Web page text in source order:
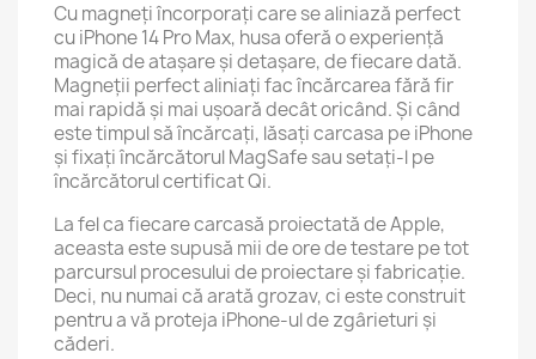
Cu magneți încorporați care se aliniază perfect
cu iPhone 14 Pro Max, husa oferă o experiență
magică de atașare și detașare, de fiecare dată.
Magneții perfect aliniați fac încărcarea fără fir
mai rapidă și mai ușoară decât oricând. Și când
este timpul să încărcați, lăsați carcasa pe iPhone
și fixați încărcătorul MagSafe sau setați-l pe
încărcătorul certificat Qi.
La fel ca fiecare carcasă proiectată de Apple,
aceasta este supusă mii de ore de testare pe tot
parcursul procesului de proiectare și fabricație.
Deci, nu numai că arată grozav, ci este construit
pentru a vă proteja iPhone-ul de zgârieturi și
căderi.